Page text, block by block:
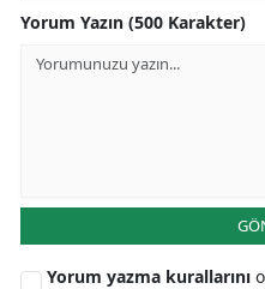
Yorum Yazın (500 Karakter)
Yorum yazma kurallarını